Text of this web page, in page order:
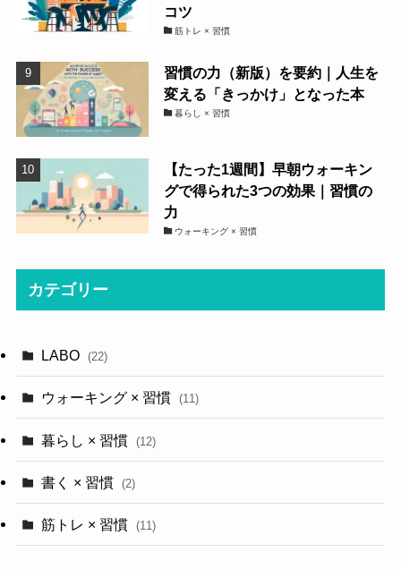
コツ
筋トレ × 習慣
習慣の力（新版）を要約｜人生を
変える「きっかけ」となった本
暮らし × 習慣
【たった1週間】早朝ウォーキン
グで得られた3つの効果｜習慣の
力
ウォーキング × 習慣
カテゴリー
LABO (22)
ウォーキング × 習慣 (11)
暮らし × 習慣 (12)
書く × 習慣 (2)
筋トレ × 習慣 (11)